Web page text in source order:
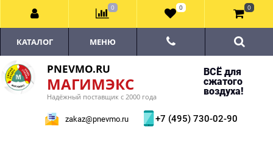
PNEVMO.RU
МАГИМЭКС
Надёжный поставщик с 2000 года
ВСЁ для
сжатого
воздуха!
zakaz@pnevmo.ru +7 (495) 730-02-90
КАТАЛОГ МЕНЮ
0 0 0